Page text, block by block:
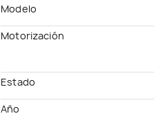
Modelo
Motorización
Estado
Año